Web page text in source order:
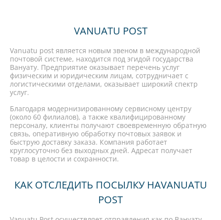
VANUATU POST
Vanuatu post является новым звеном в международной
почтовой системе, находится под эгидой государства
Вануату. Предприятие оказывает перечень услуг
физическим и юридическим лицам, сотрудничает с
логистическими отделами, оказывает широкий спектр
услуг.
Благодаря модернизированному сервисному центру
(около 60 филиалов), а также квалифицированному
персоналу, клиенты получают своевременную обратную
связь, оперативную обработку почтовых заявок и
быструю доставку заказа. Компания работает
круглосуточно без выходных дней. Адресат получает
товар в целости и сохранности.
КАК ОТСЛЕДИТЬ ПОСЫЛКУ НАVANUATU
POST